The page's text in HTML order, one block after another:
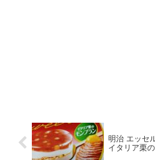
明治 エッセ
イタリア栗